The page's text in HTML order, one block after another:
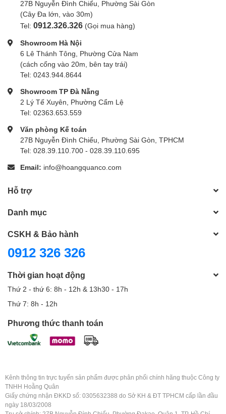
27B Nguyễn Đình Chiểu, Phường Sài Gòn
(Cây Đa lớn, vào 30m)
Tel: 0912.326.326 (Gọi mua hàng)
Showroom Hà Nội
6 Lê Thánh Tông, Phường Cửa Nam
(cách cổng vào 20m, bên tay trái)
Tel: 0243.944.8644
Showroom TP Đà Nẵng
2 Lý Tế Xuyên, Phường Cẩm Lệ
Tel: 02363.653.559
Văn phòng Kế toán
27B Nguyễn Đình Chiểu, Phường Sài Gòn, TPHCM
Tel: 028.39.110.700 - 028.39.110.695
Email: info@hoangquanco.com
Hỗ trợ
Danh mục
CSKH & Bảo hành
0912 326 326
Thời gian hoạt động
Thứ 2 - thứ 6: 8h - 12h & 13h30 - 17h
Thứ 7: 8h - 12h
Phương thức thanh toán
Kênh thông tin trực tuyến sản phẩm được phân phối chính hãng thuộc Công ty
TNHH Hoằng Quân
Giấy chứng nhận ĐKKD số: 0305632388 do Sở KH & ĐT TPHCM cấp lần đầu
ngày 18/03/2008